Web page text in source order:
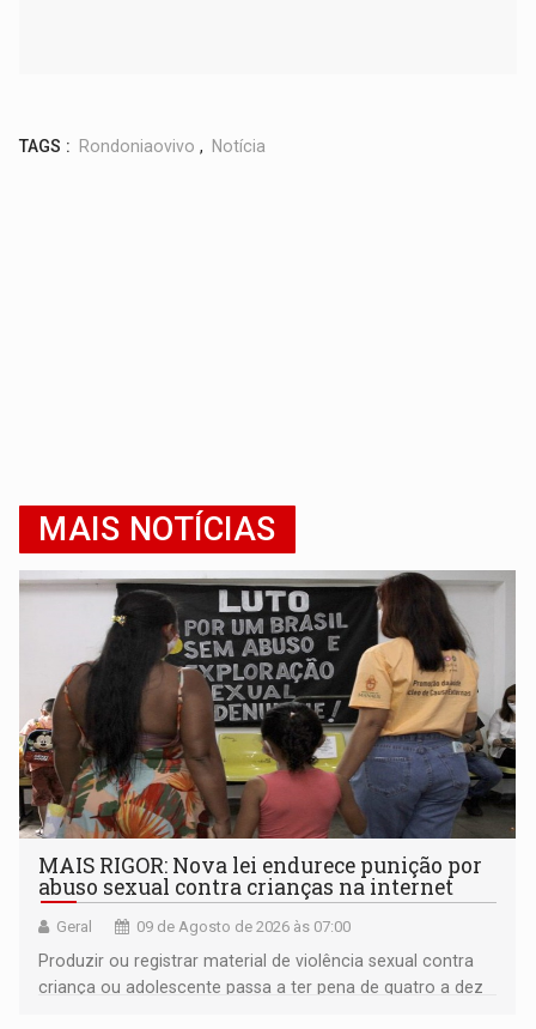
TAGS : Rondoniaovivo , Notícia
MAIS NOTÍCIAS
MAIS RIGOR: Nova lei endurece punição por
abuso sexual contra crianças na internet
Geral 09 de Agosto de 2026 às 07:00
Produzir ou registrar material de violência sexual contra
criança ou adolescente passa a ter pena de quatro a dez